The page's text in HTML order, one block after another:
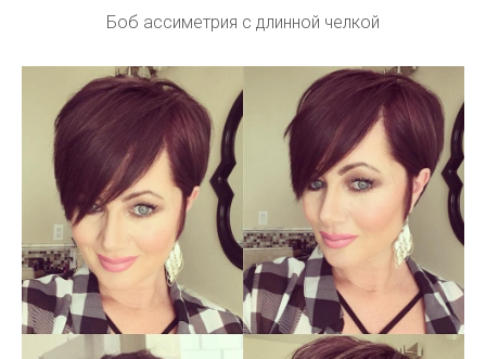
Боб ассиметрия с длинной челкой